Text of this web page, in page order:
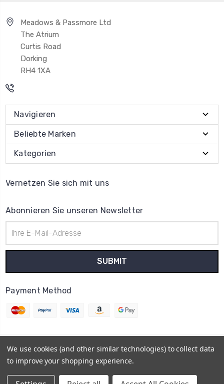
Meadows & Passmore Ltd
The Atrium
Curtis Road
Dorking
RH4 1XA
Navigieren
Beliebte Marken
Kategorien
Vernetzen Sie sich mit uns
Abonnieren Sie unseren Newsletter
Mail-
Adresse
Payment Method
© 2026 Uhrenteile Lager
Powered byBigCommerce
We use cookies (and other similar technologies) to collect data
to improve your shopping experience.